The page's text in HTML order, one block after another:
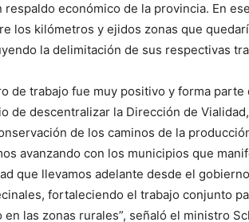
respaldo económico de la provincia. En
los kilómetros y ejidos zonas que
la delimitación de sus respectivas
de trabajo fue muy positivo y forma
de descentralizar la Dirección de
de los caminos de la
avanzando con los municipios que
que llevamos adelante desde el
fortaleciendo el trabajo conjunto
en las zonas rurales”, señaló el ministro